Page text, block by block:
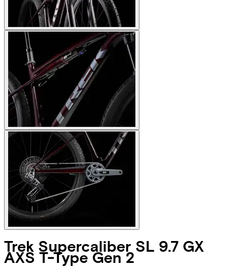
Trek Supercaliber SL 9.7 GX
AXS T-Type Gen 2